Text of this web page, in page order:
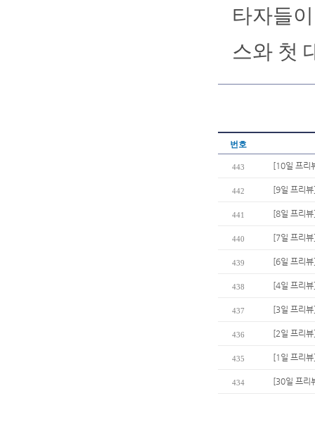
타자들
스와 첫
번호
443 [10일 프리
442 [9일 프리
441 [8일 프리
440 [7일 프리
439 [6일 프리
438 [4일 프리
437 [3일 프리
436 [2일 프리
435 [1일 프리
434 [30일 프리